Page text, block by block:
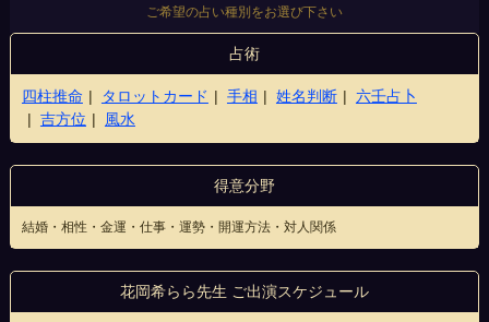
ご希望の占い種別をお選び下さい
占術
四柱推命 タロットカード 手相 姓名判断
六壬占卜
吉方位
風水
得意分野
結婚・相性・金運・仕事・運勢・開運方法・対人関係
花岡希らら先生 ご出演スケジュール